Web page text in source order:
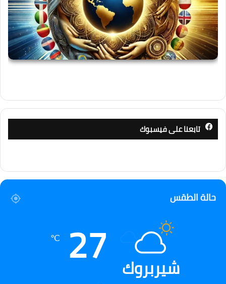
تابعنا على فيسبوك
حالة الطقس
شيربروك 27
℃